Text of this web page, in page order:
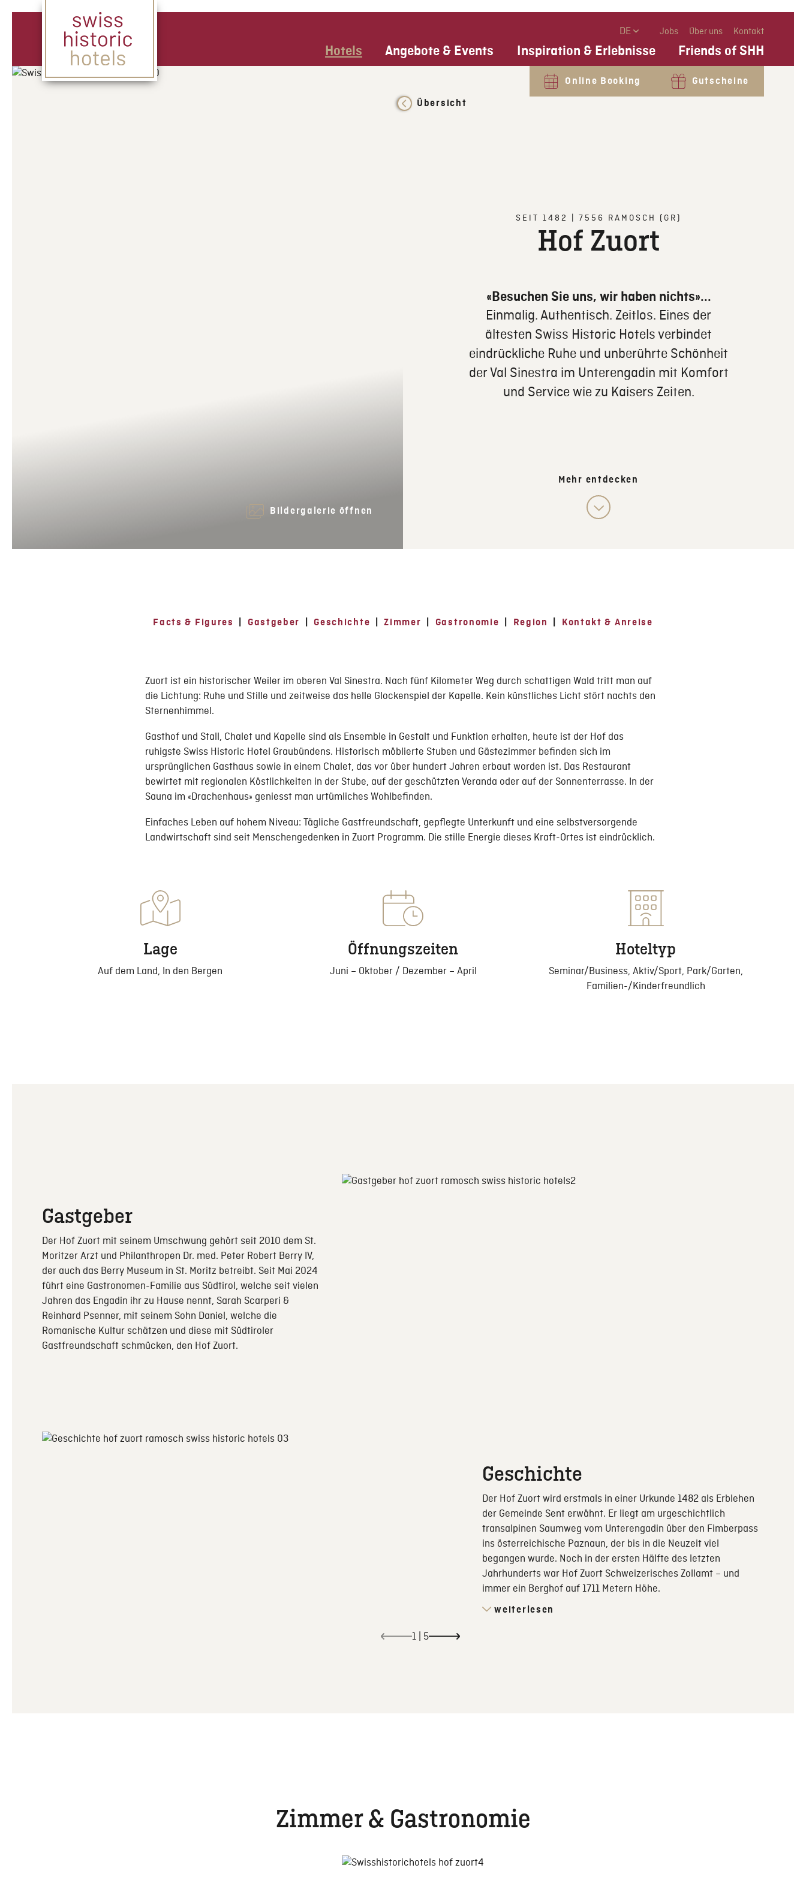
DE Jobs Über uns Kontakt
Hotels Angebote & Events Inspiration & Erlebnisse Friends of SHH
Online Booking Gutscheine
Übersicht
Bildergalerie öffnen
SEIT 1482 7556 RAMOSCH (GR)
Hof Zuort
«Besuchen Sie uns, wir haben nichts»...
Einmalig. Authentisch. Zeitlos. Eines der
ältesten Swiss Historic Hotels verbindet
eindrückliche Ruhe und unberührte Schönheit
der Val Sinestra im Unterengadin mit Komfort
und Service wie zu Kaisers Zeiten.
Mehr entdecken
Facts & Figures Gastgeber Geschichte Zimmer Gastronomie Region Kontakt & Anreise
Zuort ist ein historischer Weiler im oberen Val Sinestra. Nach fünf Kilometer Weg durch schattigen Wald tritt man auf
die Lichtung: Ruhe und Stille und zeitweise das helle Glockenspiel der Kapelle. Kein künstliches Licht stört nachts den
Sternenhimmel.
Gasthof und Stall, Chalet und Kapelle sind als Ensemble in Gestalt und Funktion erhalten, heute ist der Hof das
ruhigste Swiss Historic Hotel Graubündens. Historisch möblierte Stuben und Gästezimmer befinden sich im
ursprünglichen Gasthaus sowie in einem Chalet, das vor über hundert Jahren erbaut worden ist. Das Restaurant
bewirtet mit regionalen Köstlichkeiten in der Stube, auf der geschützten Veranda oder auf der Sonnenterrasse. In der
Sauna im «Drachenhaus» geniesst man urtümliches Wohlbefinden.
Einfaches Leben auf hohem Niveau: Tägliche Gastfreundschaft, gepflegte Unterkunft und eine selbstversorgende
Landwirtschaft sind seit Menschengedenken in Zuort Programm. Die stille Energie dieses Kraft-Ortes ist eindrücklich.
Lage
Auf dem Land, In den Bergen
Öffnungszeiten
Juni – Oktober / Dezember – April
Hoteltyp
Seminar/Business, Aktiv/Sport, Park/Garten,
Familien-/Kinderfreundlich
Gastgeber
Der Hof Zuort mit seinem Umschwung gehört seit 2010 dem St.
Moritzer Arzt und Philanthropen Dr. med. Peter Robert Berry IV,
der auch das Berry Museum in St. Moritz betreibt. Seit Mai 2024
führt eine Gastronomen-Familie aus Südtirol, welche seit vielen
Jahren das Engadin ihr zu Hause nennt, Sarah Scarperi &
Reinhard Psenner, mit seinem Sohn Daniel, welche die
Romanische Kultur schätzen und diese mit Südtiroler
Gastfreundschaft schmücken, den Hof Zuort.
1 5
Geschichte
Der Hof Zuort wird erstmals in einer Urkunde 1482 als Erblehen
der Gemeinde Sent erwähnt. Er liegt am urgeschichtlich
transalpinen Saumweg vom Unterengadin über den Fimberpass
ins österreichische Paznaun, der bis in die Neuzeit viel
begangen wurde. Noch in der ersten Hälfte des letzten
Jahrhunderts war Hof Zuort Schweizerisches Zollamt – und
immer ein Berghof auf 1711 Metern Höhe.
weiterlesen
Zimmer & Gastronomie